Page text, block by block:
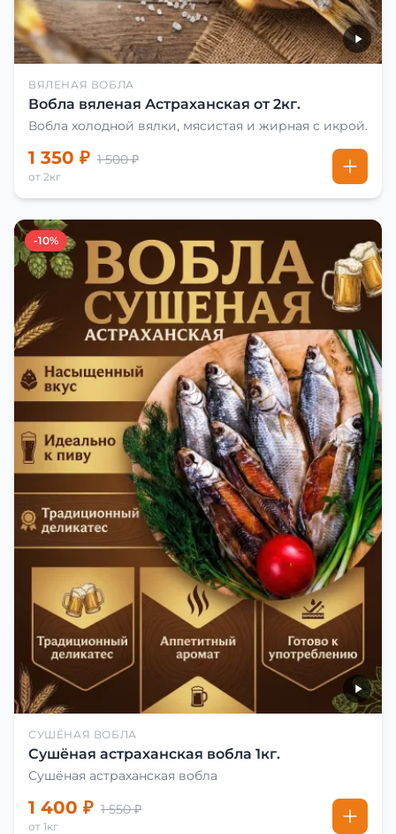
ВЯЛЕНАЯ ВОБЛА
Вобла вяленая Астраханская от 2кг.
Вобла холодной вялки, мясистая и жирная с икрой.
1 350 ₽ 1 500 ₽
от 2кг
-10%
СУШЁНАЯ ВОБЛА
Сушёная астраханская вобла 1кг.
Сушёная астраханская вобла
1 400 ₽ 1 550 ₽
от 1кг